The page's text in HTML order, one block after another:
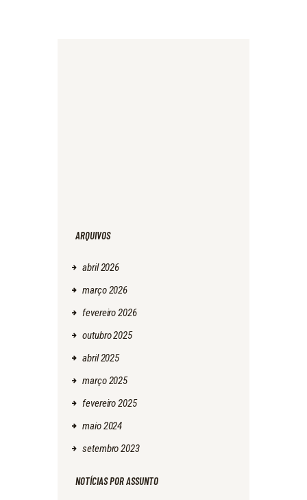
ARQUIVOS
abril2026
março2026
fevereiro2026
outubro2025
abril2025
março2025
fevereiro2025
maio2024
setembro2023
NOTÍCIAS POR ASSUNTO